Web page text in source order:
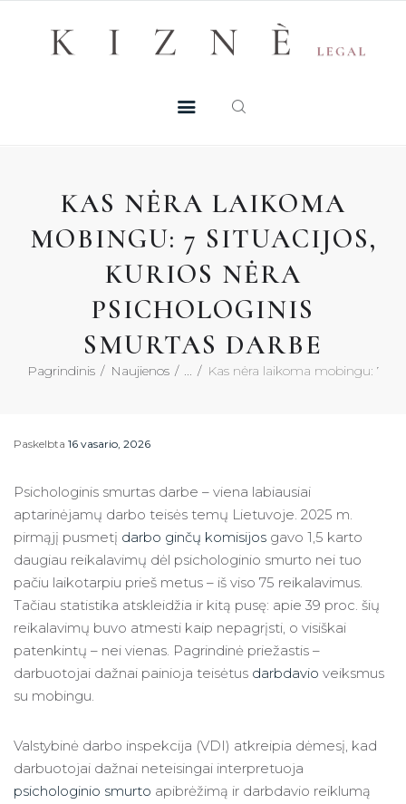
KAS NĖRA LAIKOMA
MOBINGU: 7 SITUACIJOS,
KURIOS NĖRA
PSICHOLOGINIS
SMURTAS DARBE
Pagrindinis Naujienos Kas nėra laikoma mobingu: 7
MŪSŲ TALENTAI
KONTAKTAI
KONSULTACIJA
Paskelbta 16 vasario, 2026
Psichologinis smurtas darbe – viena labiausiai
aptarinėjamų darbo teisės temų Lietuvoje. 2025 m.
pirmąjį pusmetį darbo ginčų komisijos gavo 1,5 karto
daugiau reikalavimų dėl psichologinio smurto nei tuo
pačiu laikotarpiu prieš metus – iš viso 75 reikalavimus.
Tačiau statistika atskleidžia ir kitą pusę: apie 39 proc. šių
reikalavimų buvo atmesti kaip nepagrįsti, o visiškai
patenkintų – nei vienas. Pagrindinė priežastis –
darbuotojai dažnai painioja teisėtus darbdavio veiksmus
su mobingu.
Valstybinė darbo inspekcija (VDI) atkreipia dėmesį, kad
darbuotojai dažnai neteisingai interpretuoja
psichologinio smurto apibrėžimą ir darbdavio reiklumą
Registruotis konsultacijai